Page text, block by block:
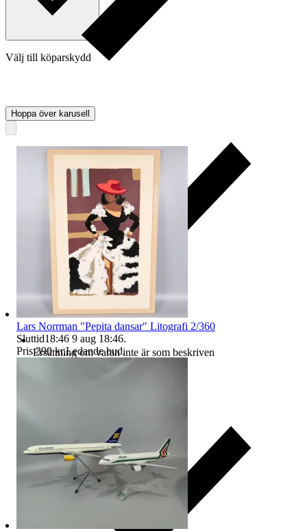
Välj till köparskydd
Ersättning om varan inte är som beskriven
Hoppa över karusell
Lars Norrman "Pepita dansar" Litografi 2/360
Sluttid18:46 9 aug 18:46.
Pris:390 kr,Ledande bud.